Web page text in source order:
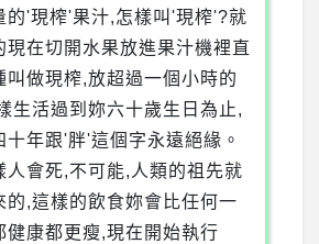
的'現榨'果汁,怎樣叫'現榨'?就
現在切開水果放進果汁機裡直
叫做現榨,放超過一個小時的
生活過到妳六十歲生日為止,
十年跟'胖'這個字永遠絕緣。
人會死,不可能,人類的祖先就
的,這樣的飲食妳會比任何一
健康都更瘦,現在開始執行